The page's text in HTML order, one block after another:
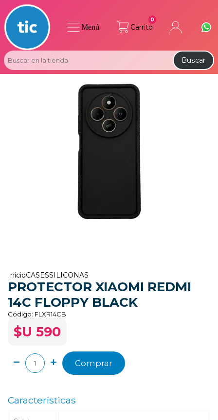
Carrito
0
Buscar
Menú
InicioCASESSILICONAS
PROTECTOR XIAOMI REDMI
14C FLOPPY BLACK
Código: FLXR14CB
$U 590
Comprar
Características